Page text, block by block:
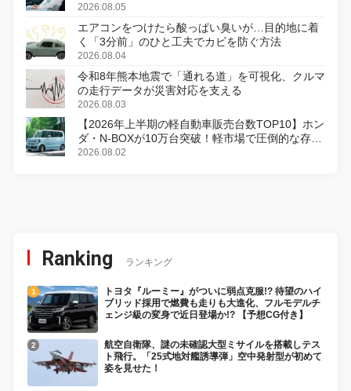
2026.08.05
エアコンをつけたら酸っぱい臭いが…目的地に着
く「3分前」のひと工夫でカビを防ぐ方法
2026.08.04
令和8年熊本地震で「通れる道」を可視化、クルマ
の走行データが災害対応を支える
2026.08.03
【2026年上半期の軽自動車販売台数TOP10】ホン
ダ・N-BOXが10万台突破！軽市場で圧倒的な存在
感
2026.08.02
Ranking ランキング
トヨタ『ルーミー』がついに弱点克服!? 待望のハイ
ブリッド採用で燃費も走りも大進化、フルモデルチ
ェンジ級の変身で近日登場か!? 【予想CG付き】
航空自衛隊、謎の未確認大型ミサイルを搭載しテス
ト飛行。「25式地対艦誘導弾」空中発射型が初めて
姿を見せた！